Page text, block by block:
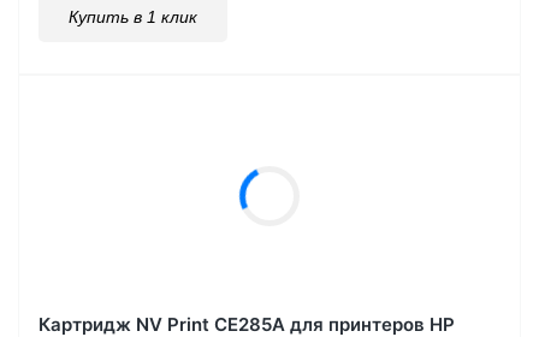
Купить в 1 клик
Картридж NV Print CE285A для принтеров HP